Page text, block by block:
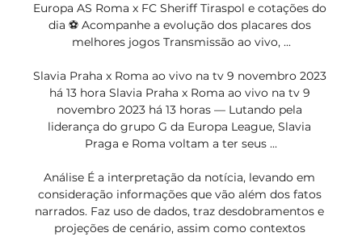
Europa AS Roma x FC Sheriff Tiraspol e cotações do
dia ⚽ Acompanhe a evolução dos placares dos
melhores jogos Transmissão ao vivo, ...
Slavia Praha x Roma ao vivo na tv 9 novembro 2023
há 13 hora Slavia Praha x Roma ao vivo na tv 9
novembro 2023 há 13 horas — Lutando pela
liderança do grupo G da Europa League, Slavia
Praga e Roma voltam a ter seus ...
Análise É a interpretação da notícia, levando em
consideração informações que vão além dos fatos
narrados. Faz uso de dados, traz desdobramentos e
projeções de cenário, assim como contextos